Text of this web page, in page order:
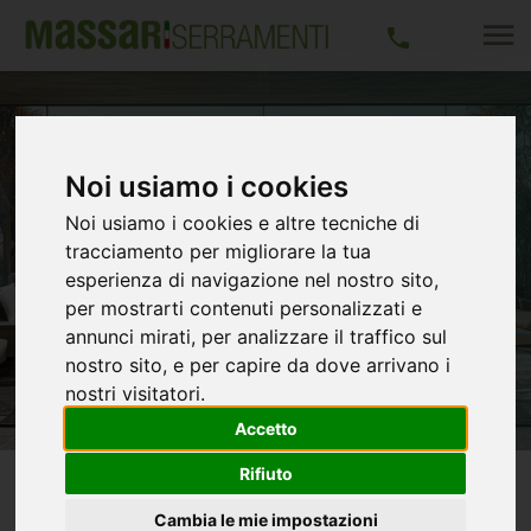
Noi usiamo i cookies
Noi usiamo i cookies e altre tecniche di
tracciamento per migliorare la tua
esperienza di navigazione nel nostro sito,
per mostrarti contenuti personalizzati e
annunci mirati, per analizzare il traffico sul
nostro sito, e per capire da dove arrivano i
nostri visitatori.
Accetto
Rifiuto
Cambia le mie impostazioni
CERTIFICATI
CERTIFICATI